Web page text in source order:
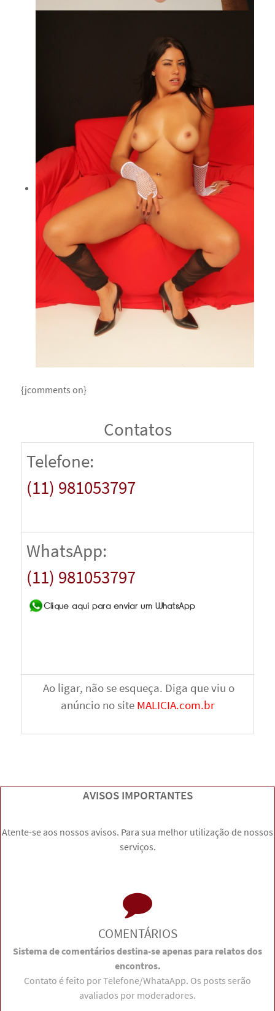
{jcomments on}
Contatos
Telefone:
(11) 981053797
WhatsApp:
(11) 981053797
Ao ligar, não se esqueça. Diga que viu o
anúncio no site MALICIA.com.br
AVISOS IMPORTANTES
Atente-se aos nossos avisos. Para sua melhor utilização de nossos
serviços.
COMENTÁRIOS
Sistema de comentários destina-se apenas para relatos dos
encontros.
Contato é feito por Telefone/WhataApp. Os posts serão
avaliados por moderadores.